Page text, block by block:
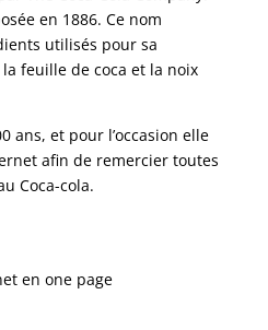
en 1886. Ce nom
utilisés pour sa
feuille de coca et la noix
ans, et pour l’occasion elle
afin de remercier toutes
Coca-cola.
en one page